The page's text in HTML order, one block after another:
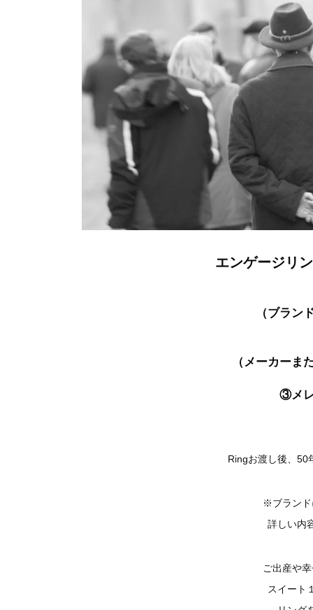
エンゲージリ
（ブラン
（メーカーま
③メ
Ringお渡し後、50
※ブランド
詳しい内
ご出産や
スイート